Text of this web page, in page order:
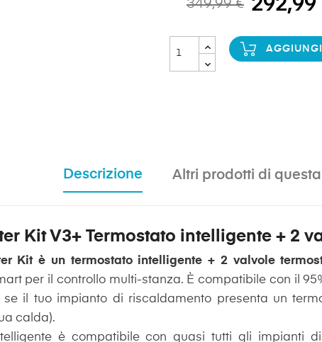
349,99 € 292,99
Descrizione Altri prodotti di
Kit V3+ Termostato intelligente + 2
Kit è un termostato intelligente + 2 valvole
per il controllo multi-stanza. È compatibile con il
se il tuo impianto di riscaldamento presenta un
calda).
è compatibile con quasi tutti gli impianti